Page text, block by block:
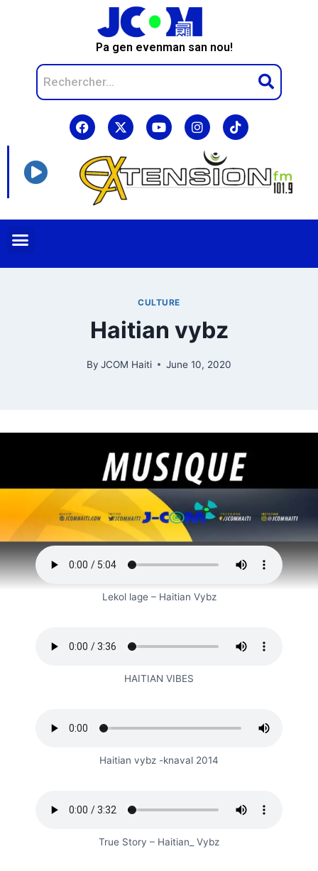
Pa gen evenman san nou!
CULTURE
Haitian vybz
By JCOM Haiti June 10, 2020
Lekol lage – Haitian Vybz
HAITIAN VIBES
Haitian vybz -knaval 2014
True Story – Haitian_ Vybz